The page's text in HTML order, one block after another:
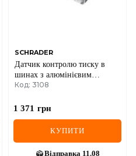
SCHRADER
Датчик контролю тиску в
шинах з алюмінієвим
клапаном Volkswagen
Код: 3108
1 371 грн
КУПИТИ
Відправка 11.08